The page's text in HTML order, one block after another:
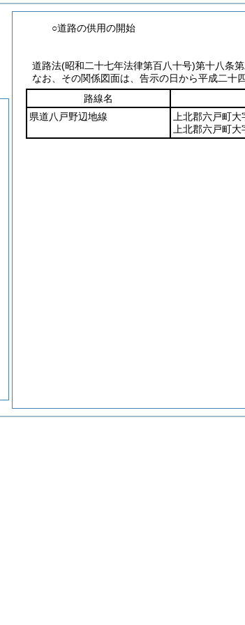
○道路の供用の開始
道路法(昭和二十七年法律第百八十号)第十八条
なお、その関係図面は、告示の日から平成二十
路線名
県道八戸野辺地線
上北郡六戸町
上北郡六戸町